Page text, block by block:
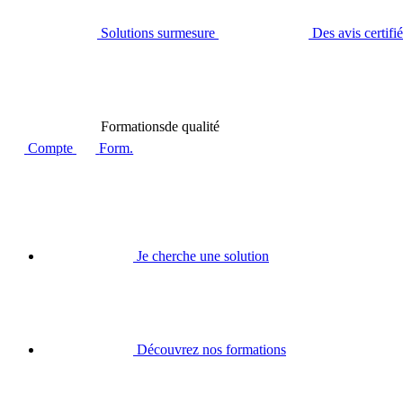
Solutions surmesure Des avis
Formationsde qualité
Compte
Form.
Je cherche une solution
Découvrez nos formations